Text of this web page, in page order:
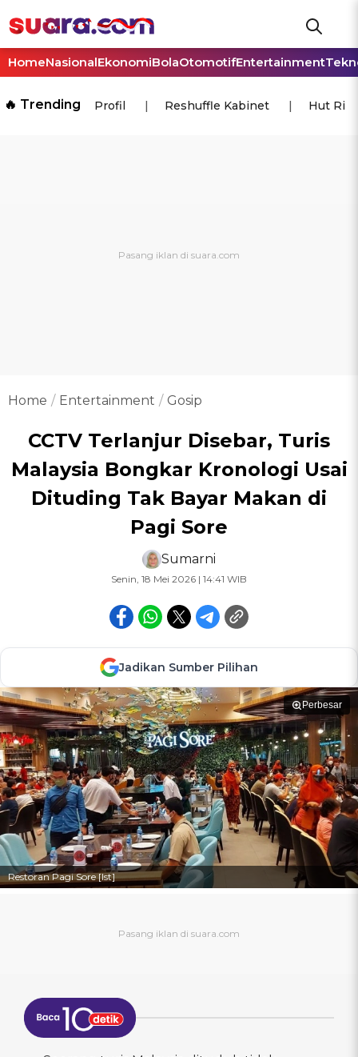
HomeNasionalEkonomiBolaOtomotifEntertainment
🔥 Trending Profil Reshuffle Kabinet Hut Ri
Home Entertainment Gosip
CCTV Terlanjur Disebar, Turis
Malaysia Bongkar Kronologi Usai
Dituding Tak Bayar Makan di
Pagi Sore
Sumarni
Senin, 18 Mei 2026 | 14:41 WIB
Jadikan Sumber Pilihan
Perbesar
Restoran Pagi Sore [Ist]